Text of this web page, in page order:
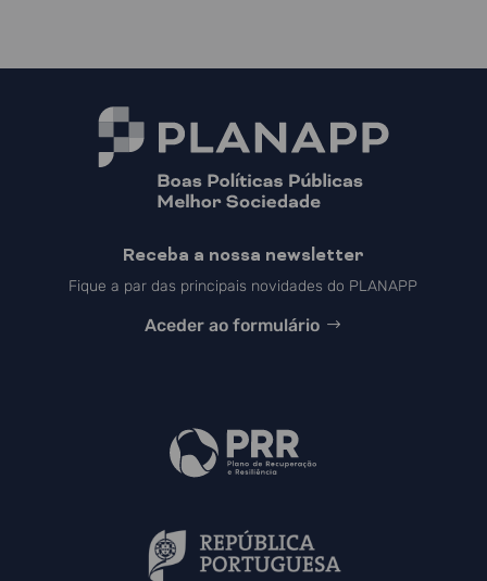
Receba a nossa newsletter
Fique a par das principais novidades do PLANAPP
Aceder ao formulário